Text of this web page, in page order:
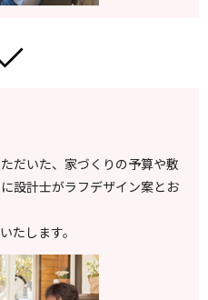
だいた、家づくりの予算や敷
設計士がラフデザイン案とお
たします。